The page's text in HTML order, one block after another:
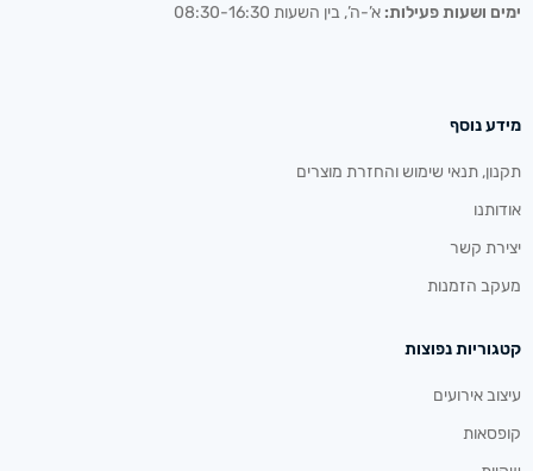
ימים ושעות פעילות: א’-ה’, בין השעות 08:30-16:30
מידע נוסף
תקנון, תנאי שימוש והחזרת מוצרים
אודותנו
יצירת קשר
מעקב הזמנות
קטגוריות נפוצות
עיצוב אירועים
קופסאות